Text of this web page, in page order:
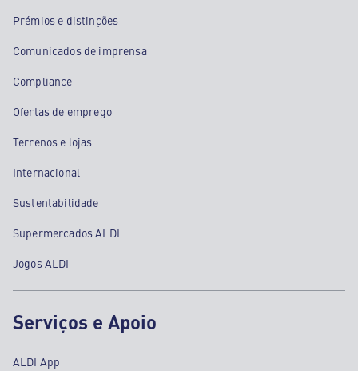
Prémios e distinções
Comunicados de imprensa
Compliance
Ofertas de emprego
Terrenos e lojas
Internacional
Sustentabilidade
Supermercados ALDI
Jogos ALDI
Serviços e Apoio
ALDI App